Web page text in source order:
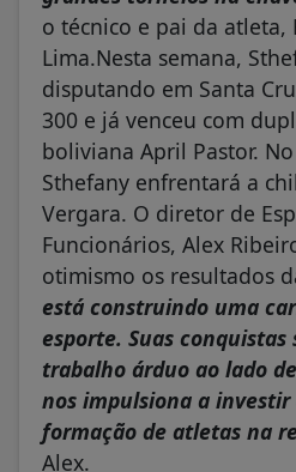
o técnico e pai da atleta,
Lima.Nesta semana,
disputando em Santa
300 e já venceu com
boliviana April Pastor.
Sthefany enfrentará a
Vergara. O diretor de
Funcionários, Alex
otimismo os resultados
está construindo uma
esporte. Suas
trabalho árduo ao lado
nos impulsiona a investir
formação de atletas na
Alex.